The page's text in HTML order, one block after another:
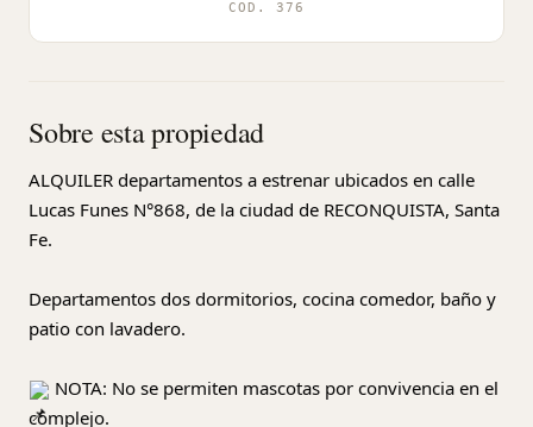
Sobre esta propiedad
ALQUILER departamentos a estrenar ubicados en calle
Lucas Funes N°868, de la ciudad de RECONQUISTA, Santa
Fe.
Departamentos dos dormitorios, cocina comedor, baño y
patio con lavadero.
NOTA: No se permiten mascotas por convivencia en el
complejo.
COD. 376